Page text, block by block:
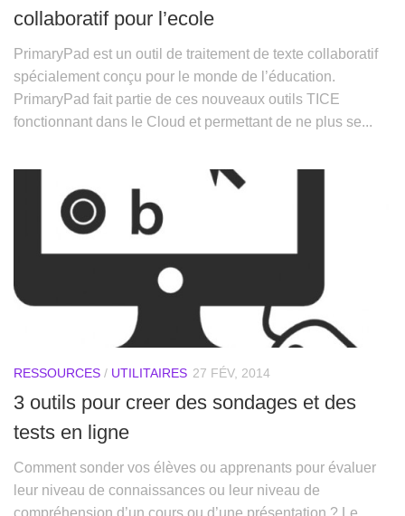
collaboratif pour l’ecole
PrimaryPad est un outil de traitement de texte collaboratif
spécialement conçu pour le monde de l’éducation.
PrimaryPad fait partie de ces nouveaux outils TICE
fonctionnant dans le Cloud et permettant de ne plus se...
RESSOURCES / UTILITAIRES 27 FÉV, 2014
3 outils pour creer des sondages et des
tests en ligne
Comment sonder vos élèves ou apprenants pour évaluer
leur niveau de connaissances ou leur niveau de
compréhension d’un cours ou d’une présentation ? Le